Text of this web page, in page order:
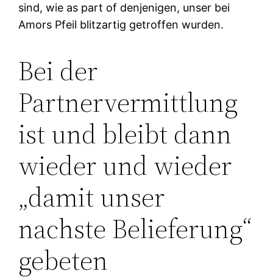
sind, wie as part of denjenigen, unser bei
Amors Pfeil blitzartig getroffen wurden.
Bei der
Partnervermittlung
ist und bleibt dann
wieder und wieder
„damit unser
nachste Belieferung“
gebeten